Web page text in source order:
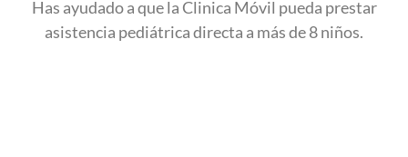
Has ayudado a que la Clinica Móvil pueda prestar
asistencia pediátrica directa a más de 8 niños.